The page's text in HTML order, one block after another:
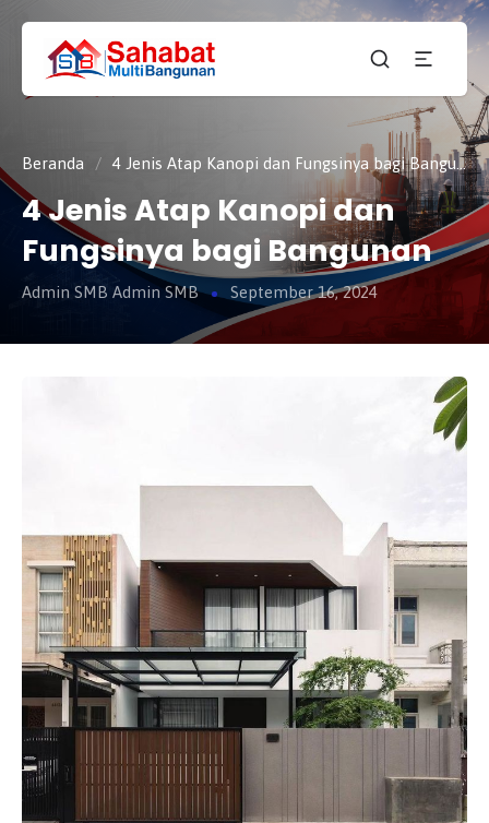
CV.
SAHABAT
MULTI
BANGUNAN
Sahabat
Pembangunan Anda
Beranda / 4 Jenis Atap Kanopi dan Fungsinya bagi Bangunan
4 Jenis Atap Kanopi dan
Fungsinya bagi Bangunan
Admin SMB Admin SMB September 16, 2024